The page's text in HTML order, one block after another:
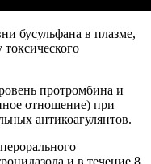
бусульфана в плазме,
протромбина и
отношение) при
антикоагулянтов.